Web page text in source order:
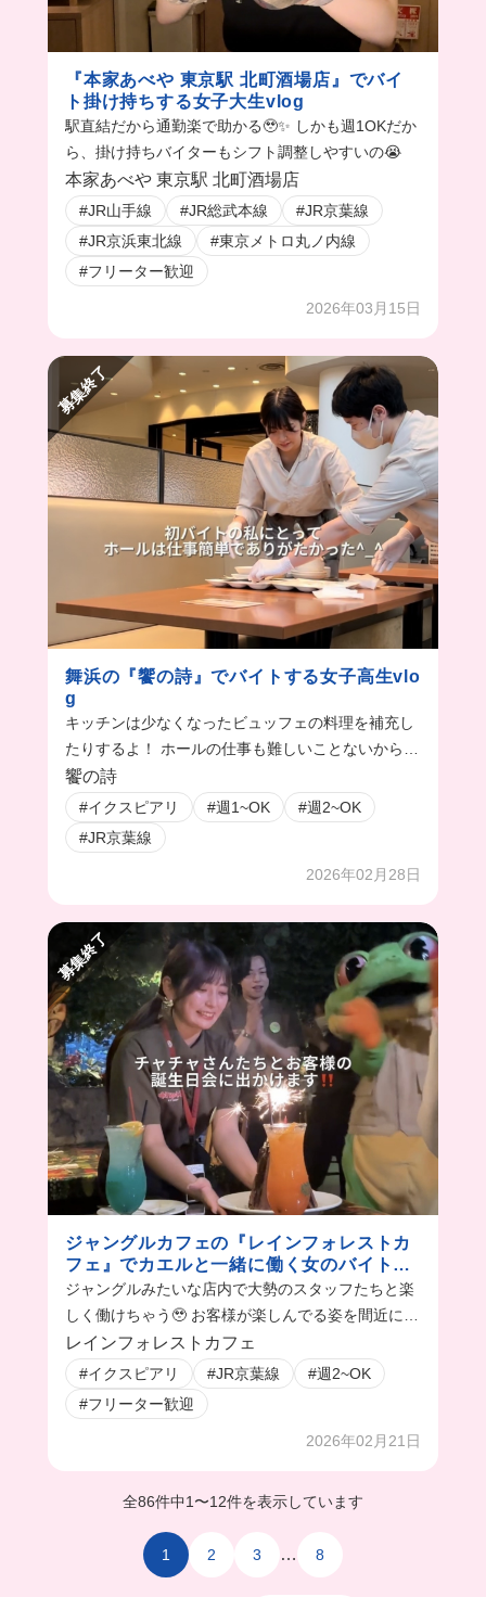
『本家あべや 東京駅 北町酒場店』でバイ
ト掛け持ちする女子大生vlog
駅直結だから通勤楽で助かる🥹✨ しかも週1OKだか
ら、掛け持ちバイターもシフト調整しやすいの😭
本家あべや 東京駅 北町酒場店
#JR山手線 #JR総武本線
#JR京葉線
#JR京浜東北線
#東京メトロ丸ノ内線
#フリーター歓迎
2026年03月15日
募集終了
舞浜の『饗の詩』でバイトする女子高生vlo
g
キッチンは少なくなったビュッフェの料理を補充し
たりするよ！ ホールの仕事も難しいことないから高
校生でも初心者でも安心！🔰 まかないは超豪華だか
ら頑張れちゃう！！
饗の詩
#イクスピアリ #週1~OK
#週2~OK
#JR京葉線
2026年02月28日
募集終了
ジャングルカフェの『レインフォレストカ
フェ』でカエルと一緒に働く女のバイトvlo
g
ジャングルみたいな店内で大勢のスタッフたちと楽
しく働けちゃう🥹 お客様が楽しんでる姿を間近に見
れるのがいいよね😭💓
レインフォレストカフェ
#イクスピアリ #JR京葉線
#週2~OK
#フリーター歓迎
2026年02月21日
全86件中1 〜12件を表示しています
1 2 3 … 8